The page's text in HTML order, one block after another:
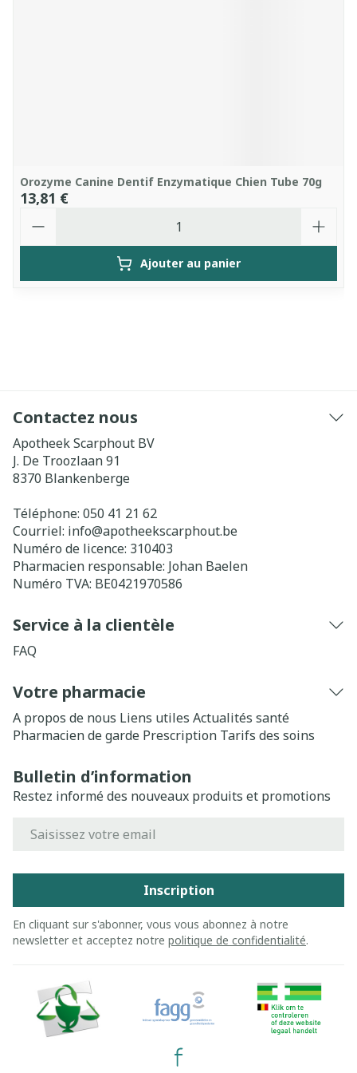
Orozyme Canine Dentif Enzymatique Chien Tube 70g
13,81 €
Ajouter au panier
Contactez nous
Apotheek Scarphout BV
J. De Troozlaan 91
8370 Blankenberge
Téléphone: 050 41 21 62
Courriel: info@apotheekscarphout.be
Numéro de licence: 310403
Pharmacien responsable: Johan Baelen
Numéro TVA: BE0421970586
Service à la clientèle
FAQ
Votre pharmacie
A propos de nous Liens utiles Actualités santé
Pharmacien de garde Prescription Tarifs des soins
Bulletin d’information
Restez informé des nouveaux produits et promotions
Inscription
En cliquant sur s'abonner, vous vous abonnez à notre
newsletter et acceptez notre politique de confidentialité.